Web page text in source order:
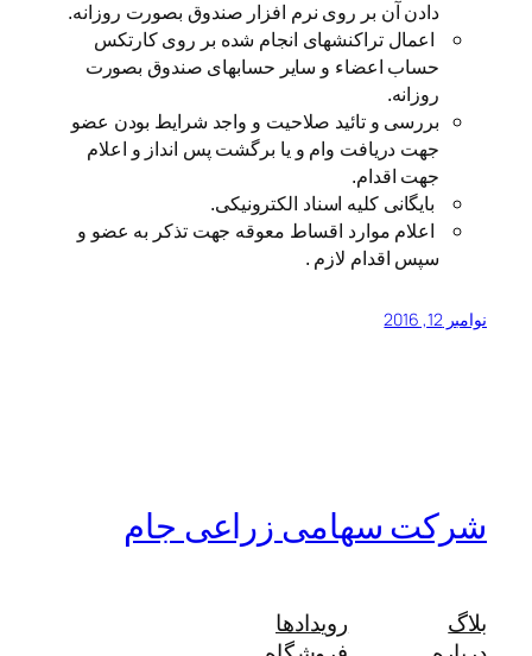
دادن آن بر روی نرم افزار صندوق بصورت روزانه.
اعمال تراکنشهای انجام شده بر روی کارتکس
حساب اعضاء و سایر حسابهای صندوق بصورت
روزانه.
بررسی و تائید صلاحیت و واجد شرایط بودن عضو
جهت دریافت وام و یا برگشت پس انداز و اعلام
جهت اقدام.
بایگانی کلیه اسناد الکترونیکی.
اعلام موارد اقساط معوقه جهت تذکر به عضو و
سپس اقدام لازم .
نوامبر 12, 2016
شرکت سهامی زراعی جام
بلاگ
رویدادها